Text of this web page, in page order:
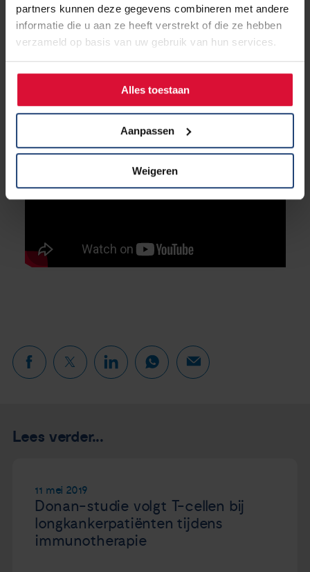
partners kunnen deze gegevens combineren met andere
informatie die u aan ze heeft verstrekt of die ze hebben
verzameld op basis van uw gebruik van hun services.
Alles toestaan
Aanpassen
Weigeren
Eerder dit jaar sprak Anne Marie van Veen scholieren toe
hieronder de video Catch them young van de anti-
Lees verder...
11 mei 2019
Donan-studie volgt T-cellen bij
longkankerpatiënten tijdens
immunotherapie